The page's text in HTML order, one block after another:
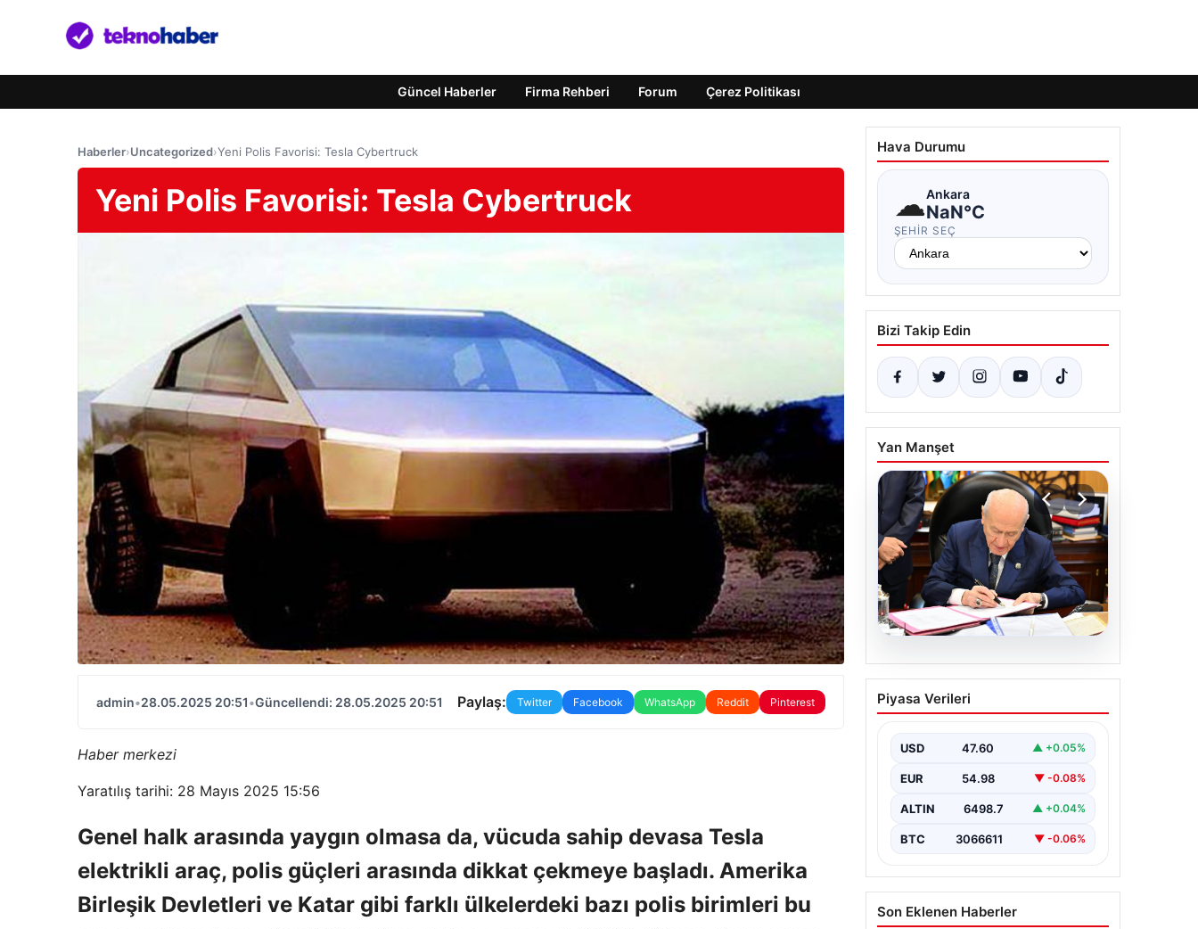
Güncel Haberler Firma Rehberi Forum Çerez Politikası
Haberler›Uncategorized›Yeni Polis Favorisi: Tesla Cybertruck
Yeni Polis Favorisi: Tesla Cybertruck
admin•28.05.2025 20:51•Güncellendi: 28.05.2025 20:51 Paylaş: Twitter Facebook WhatsApp Reddit Pinterest
Haber merkezi
Yaratılış tarihi: 28 Mayıs 2025 15:56
Genel halk arasında yaygın olmasa da, vücuda sahip devasa Tesla
elektrikli araç, polis güçleri arasında dikkat çekmeye başladı. Amerika
Birleşik Devletleri ve Katar gibi farklı ülkelerdeki bazı polis birimleri bu
Hava Durumu
☁Ankara
NaN°C
ŞEHIR SEÇ
Bizi Takip Edin
Yan Manşet
Bahçeli’den çerçeve
yasa açıklaması: Bin
tescillendi
Piyasa Verileri
USD 47.60 ▲ +0.05%
EUR 54.98 ▼ -0.08%
ALTIN 6498.7 ▲ +0.04%
BTC 3066611 ▼ -0.06%
Son Eklenen Haberler